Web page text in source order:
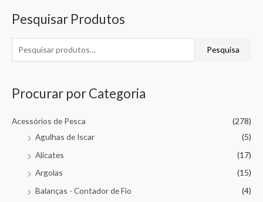
Pesquisar Produtos
Pesquisa
Procurar por Categoria
Acessórios de Pesca
(278)
Agulhas de Iscar
(5)
Alicates
(17)
Argolas
(15)
Balanças - Contador de Fio
(4)